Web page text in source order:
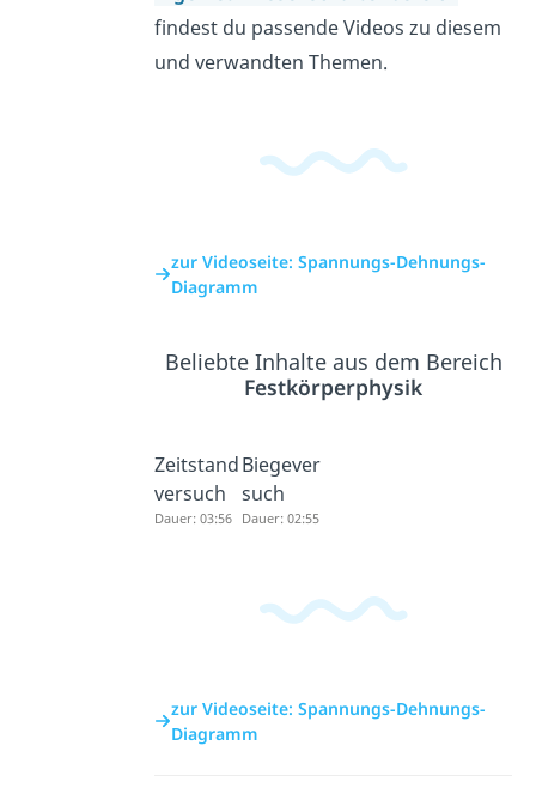
findest du passende Videos zu diesem
und verwandten Themen.
zur Videoseite: Spannungs-Dehnungs-
Diagramm
Beliebte Inhalte aus dem Bereich
Festkörperphysik
Zeitstand
versuch
Dauer: 03:56
Biegever
such
Dauer: 02:55
zur Videoseite: Spannungs-Dehnungs-
Diagramm